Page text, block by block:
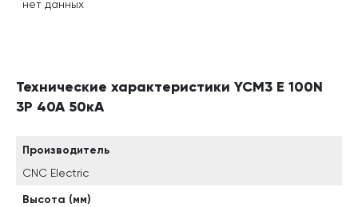
нет данных
Технические характеристики YCM3 E 100N
3P 40A 50кА
Производитель
CNC Electric
Высота (мм)